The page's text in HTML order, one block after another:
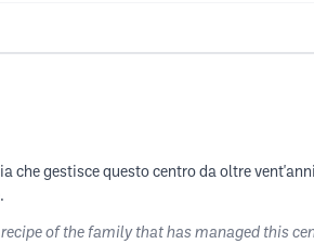
gestisce questo centro da oltre
of the family that has managed this